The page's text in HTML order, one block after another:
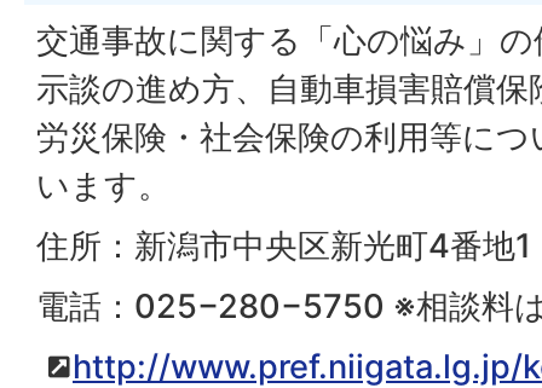
交通事故に関する「心の悩み」
示談の進め方、自動車損害賠償
労災保険・社会保険の利用等に
います。
住所：新潟市中央区新光町4番地
電話：025−280−5750 ※相談料
http://www.pref.niigata.lg.jp/